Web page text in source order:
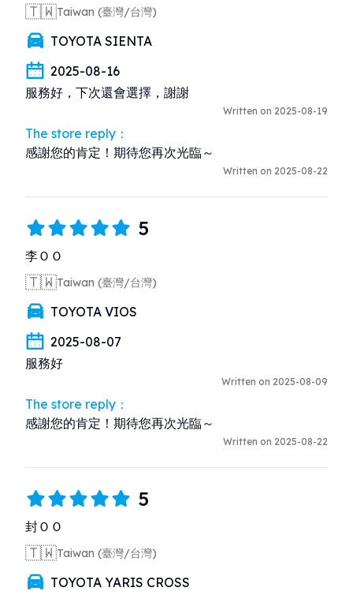
🇹🇼Taiwan (臺灣/台灣)
TOYOTA SIENTA
2025-08-16
服務好，下次還會選擇，謝謝
Written on 2025-08-19
The store reply：
感謝您的肯定！期待您再次光臨～
Written on 2025-08-22
5
李ＯＯ
🇹🇼Taiwan (臺灣/台灣)
TOYOTA VIOS
2025-08-07
服務好
Written on 2025-08-09
The store reply：
感謝您的肯定！期待您再次光臨～
Written on 2025-08-22
5
封ＯＯ
🇹🇼Taiwan (臺灣/台灣)
TOYOTA YARIS CROSS